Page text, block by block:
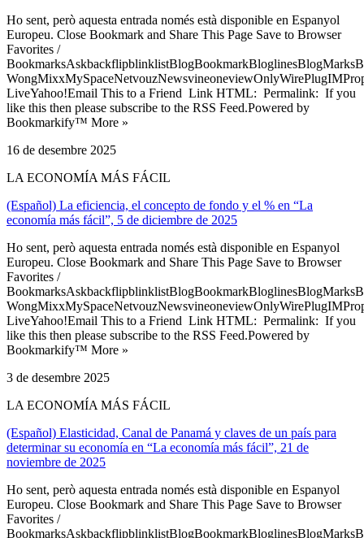
Ho sent, però aquesta entrada només està disponible en Espanyol
Europeu. Close Bookmark and Share This Page Save to Browser
Favorites /
LiveYahoo!Email This to a Friend Link HTML: Permalink: If you
like this then please subscribe to the RSS Feed.Powered by
Bookmarkify™ More »
16 de desembre 2025
LA ECONOMÍA MÁS FÁCIL
(Español) La eficiencia, el concepto de fondo y el % en “La
economía más fácil”, 5 de diciembre de 2025
Ho sent, però aquesta entrada només està disponible en Espanyol
Europeu. Close Bookmark and Share This Page Save to Browser
Favorites /
LiveYahoo!Email This to a Friend Link HTML: Permalink: If you
like this then please subscribe to the RSS Feed.Powered by
Bookmarkify™ More »
3 de desembre 2025
LA ECONOMÍA MÁS FÁCIL
(Español) Elasticidad, Canal de Panamá y claves de un país para
determinar su economía en “La economía más fácil”, 21 de
noviembre de 2025
Ho sent, però aquesta entrada només està disponible en Espanyol
Europeu. Close Bookmark and Share This Page Save to Browser
Favorites /